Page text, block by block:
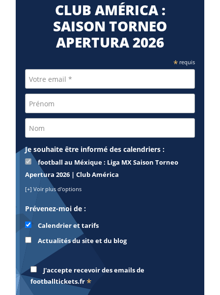
CLUB AMÉRICA :
SAISON TORNEO
APERTURA 2026
*requis
Je souhaite être informé des calendriers :
football au Méxique : Liga MX Saison Torneo
Apertura 2026 | Club América
[+] Voir plus d'options
Prévenez-moi de :
Calendrier et tarifs
Actualités du site et du blog
J'accepte recevoir des emails de
footballtickets.fr *